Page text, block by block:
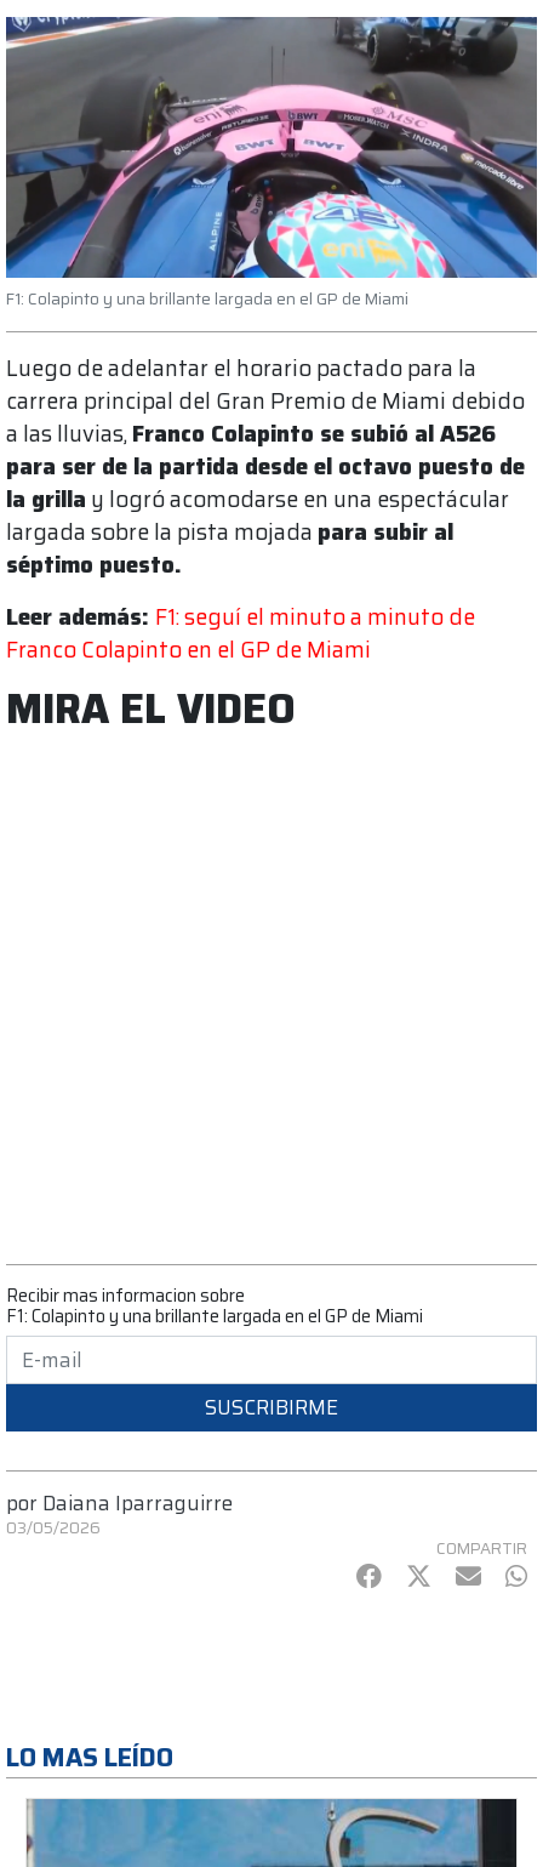
F1: Colapinto y una brillante largada en el GP de Miami
Luego de adelantar el horario pactado para la
carrera principal del Gran Premio de Miami debido
a las lluvias,Franco Colapinto se subió al A526
para ser de la partida desde el octavo puesto de
la grilla y logró acomodarse en una espectácular
largada sobre la pista mojada para subir al
séptimo puesto.
Leer además: F1: seguí el minuto a minuto de
Franco Colapinto en el GP de Miami
MIRA EL VIDEO
Recibir mas informacion sobre
F1: Colapinto y una brillante largada en el GP de Miami
SUSCRIBIRME
por Daiana Iparraguirre
03/05/2026
COMPARTIR
Facebook
Twitter
mail
LO MAS LEÍDO